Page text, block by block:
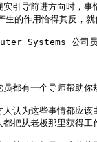
引导前进方向时，
生的作用恰得其反，
Systems 公司
都有一个导师帮助
认为这些事情都应
把从老板那里获得